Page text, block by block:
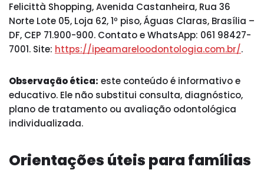
Felicittà Shopping, Avenida Castanheira, Rua 36
Norte Lote 05, Loja 62, 1º piso, Águas Claras, Brasília –
DF, CEP 71.900-900. Contato e WhatsApp: 061 98427-
7001. Site: https://ipeamareloodontologia.com.br/.
Observação ética: este conteúdo é informativo e
educativo. Ele não substitui consulta, diagnóstico,
plano de tratamento ou avaliação odontológica
individualizada.
Orientações úteis para famílias